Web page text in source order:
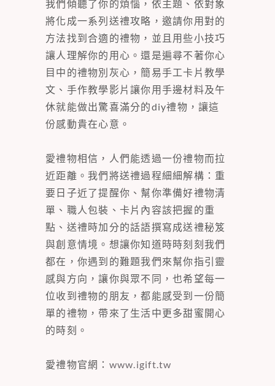
我們傾聽了你的煩惱，依主題、依對象
將化成一系列送禮攻略，邀請你用對的
方法找到合適的禮物，並且用些小技巧
讓人理解你的用心。還是遍尋不著你心
目中的禮物別灰心，簡易手工卡片教學
文、手作教學影片讓你用手邊材料及午
休就能做出驚喜滿分的diy禮物，讓這
份感動貴在心意。
愛禮物相信，人們能透過一份禮物而拉
近距離。我們將送禮過程細細解構：重
要日子近了提醒你、幫你準備好禮物清
單、職人包裝、卡片內容該把握的重
點、送禮時加分的話語撰寫成送禮秘笈
與創意情境。想讓你知道時時刻刻我們
都在，你遇到的難題我們來幫你指引靈
感與方向，讓你與眾不同，也希望每一
位收到禮物的朋友，都能感受到一份簡
單的禮物，帶來了生活中更多甜蜜開心
的時刻。
愛禮物官網： www.igift.tw